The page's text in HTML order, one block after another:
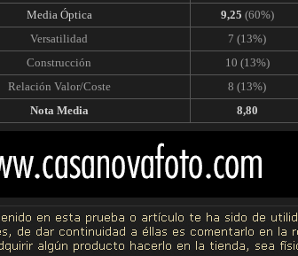
Media Óptica
9,25 (60%)
Versatilidad
7 (13%)
Construcción
10 (13%)
Relación Valor/Coste
8 (13%)
Nota Media
8,80